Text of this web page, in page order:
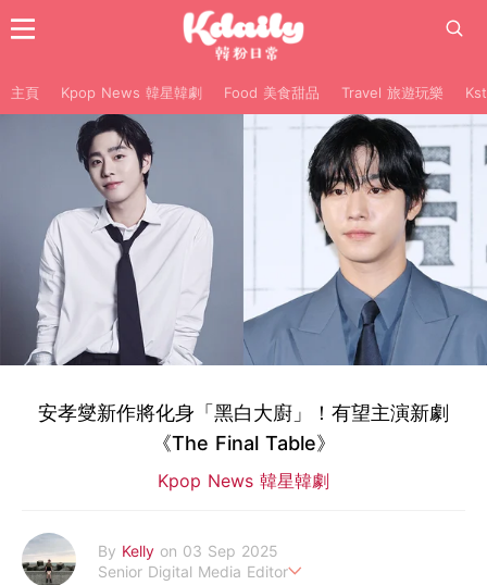
主頁 Kpop News 韓星韓劇 Food 美食甜品 Travel 旅遊玩樂
安孝燮新作將化身「黑白大廚」！有望主演新劇
《The Final Table》
Kpop News 韓星韓劇
By Kelly on 03 Sep 2025
Senior Digital Media Editor